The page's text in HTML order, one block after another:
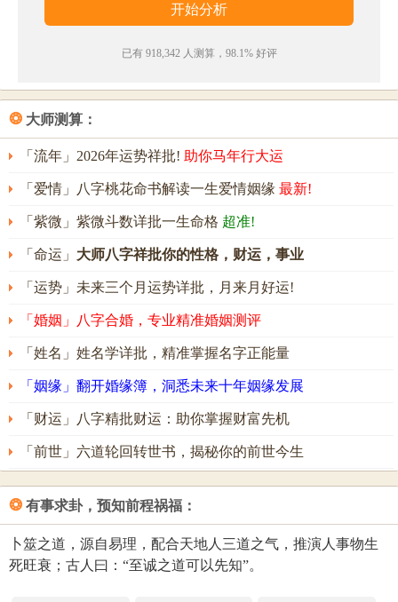
已有 918,342 人测算，98.1% 好评
❂ 大师测算：
「流年」2026年运势祥批! 助你马年行大运
「爱情」八字桃花命书解读一生爱情姻缘 最新!
「紫微」紫微斗数详批一生命格 超准!
「命运」 大师八字祥批你的性格，财运，事业
「运势」未来三个月运势详批，月来月好运!
「婚姻」八字合婚，专业精准婚姻测评
「姓名」姓名学详批，精准掌握名字正能量
「姻缘」翻开婚缘簿，洞悉未来十年姻缘发展
「财运」八字精批财运：助你掌握财富先机
「前世」六道轮回转世书，揭秘你的前世今生
❂ 有事求卦，预知前程祸福：
卜筮之道，源自易理，配合天地人三道之气，推演人事物生
死旺衰；古人曰：“至诚之道可以先知”。